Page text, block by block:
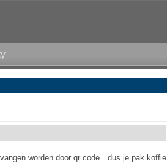
worden door qr code.. dus je pak koffie